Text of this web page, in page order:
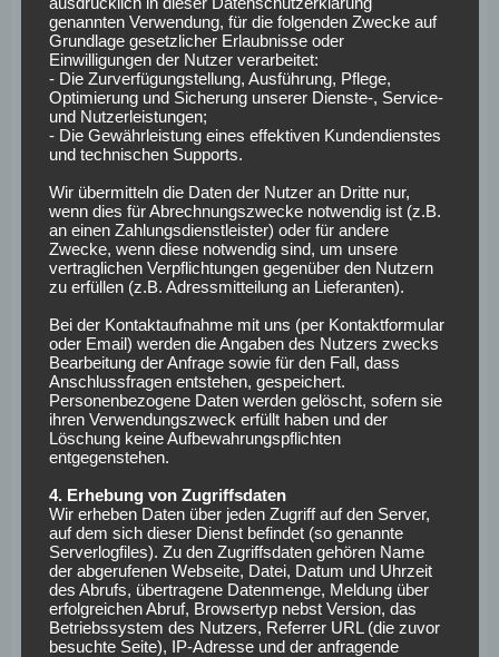
Fürth – FC Schalke 04
(Sonntag, 13:30 Uhr)
SGF:Noll – Loosli, Quarshie, Itter –
Meyerhöfer, Dietz, Consbruch, John – Klaus, Hrgota –
Futkeu
Es fehlenBansé(Innenbandverletzung),Calhanoglu
(Reha-Training) undGreen(muskuläre Probleme).
Bachmann, Seguin – Aydin, Karaman, Antwi-Adjei – Ba
Hamache(Achillessehnenverletzung),E. Höjlund
(Trainingsrückstand), M. Kaminski(5. Gelbe Karte) und
Sylla(Trainingsrückstand) sind nicht einsatzbereit.
Preußen Münster –
Eintracht
Braunschweig
(Sonntag, 13:30 Uhr)
genannten Verwendung, für die folgenden Zwecke auf
Grundlage gesetzlicher Erlaubnisse oder
Einwilligungen der Nutzer verarbeitet:
- Die Zurverfügungstellung, Ausführung, Pflege,
Optimierung und Sicherung unserer Dienste-, Service-
und Nutzerleistungen;
- Die Gewährleistung eines effektiven Kundendienstes
und technischen Supports.
Wir übermitteln die Daten der Nutzer an Dritte nur,
wenn dies für Abrechnungszwecke notwendig ist (z.B.
an einen Zahlungsdienstleister) oder für andere
Zwecke, wenn diese notwendig sind, um unsere
vertraglichen Verpflichtungen gegenüber den Nutzern
zu erfüllen (z.B. Adressmitteilung an Lieferanten).
Bei der Kontaktaufnahme mit uns (per Kontaktformular
oder Email) werden die Angaben des Nutzers zwecks
Bearbeitung der Anfrage sowie für den Fall, dass
Anschlussfragen entstehen, gespeichert.
Personenbezogene Daten werden gelöscht, sofern sie
ihren Verwendungszweck erfüllt haben und der
Löschung keine Aufbewahrungspflichten
entgegenstehen.
4. Erhebung von Zugriffsdaten
Wir erheben Daten über jeden Zugriff auf den Server,
auf dem sich dieser Dienst befindet (so genannte
Serverlogfiles). Zu den Zugriffsdaten gehören Name
der abgerufenen Webseite, Datei, Datum und Uhrzeit
des Abrufs, übertragene Datenmenge, Meldung über
erfolgreichen Abruf, Browsertyp nebst Version, das
Betriebssystem des Nutzers, Referrer URL (die zuvor
besuchte Seite), IP-Adresse und der anfragende